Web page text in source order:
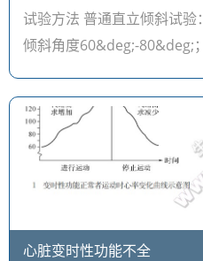
试验方法 普通直立倾斜试验： 安静、平卧10～20min；
倾斜角度60&deg;-80&deg;； 倾斜时间30min。 分级直
心脏变时性功能不全